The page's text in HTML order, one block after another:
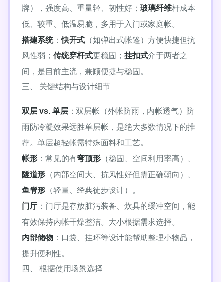
牌），强度高、重量轻、韧性好； 玻璃纤维杆成本
低、较重、低温易脆，多用于入门或家庭帐。
搭建系统：快开式 （如弹出式帐篷）方便快捷但抗
风性弱； 传统穿杆式更稳固； 挂扣式介于两者之
间，是目前主流，兼顾便捷与稳固。
三、 关键结构与设计细节
双层 vs. 单层 ：双层帐（外帐防雨，内帐透气）防
雨防冷凝效果远胜单层帐，是绝大多数情况下的推
荐。单层超轻帐需特殊面料和工艺。
帐形 ：常见的有穹顶形 （稳固、空间利用率高）、
隧道形 （内部空间大、抗风性好但需正确朝向）、
鱼脊形 （轻量、经典徒步设计）。
门厅 ：门厅是存放脏污装备、炊具的缓冲空间，能
有效保持内帐干燥整洁。大小根据需求选择。
内部储物 ：口袋、挂环等设计能帮助整理小物品，
提升便利性。
四、 根据使用场景选择